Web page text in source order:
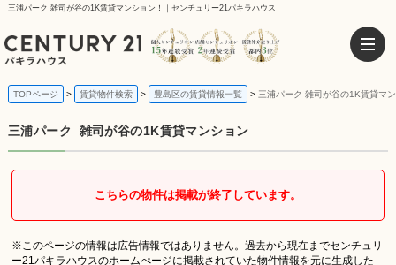
三浦パーク 雑司が谷の1K賃貸マンション！｜センチュリー21パキラハウス
TOPページ 賃貸物件検索 豊島区の賃貸情報一覧 三浦パーク 雑司が谷の1K賃貸マ
三浦パーク 雑司が谷の1K賃貸マンション
こちらの物件は掲載が終了しています。
※このページの情報は広告情報ではありません。過去から現在までセンチュリ
ー21パキラハウスのホームぺージに掲載されていた物件情報を元に生成した